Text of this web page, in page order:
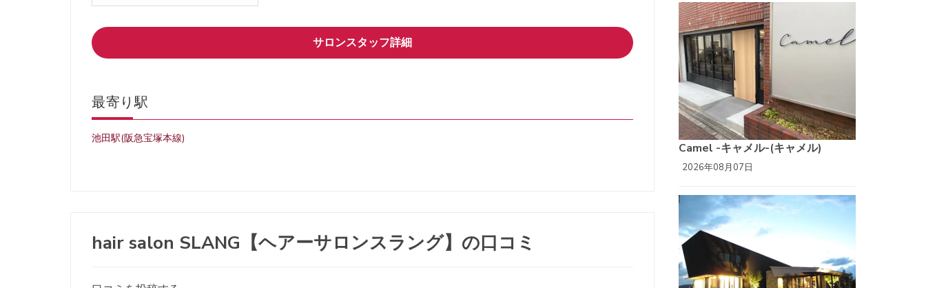
サロンスタッフ詳細
最寄り駅
池田駅(阪急宝塚本線)
hair salon SLANG【ヘアーサロンスラング】の口コミ
Camel -キャメル-(キャメル)
2026年08月07日